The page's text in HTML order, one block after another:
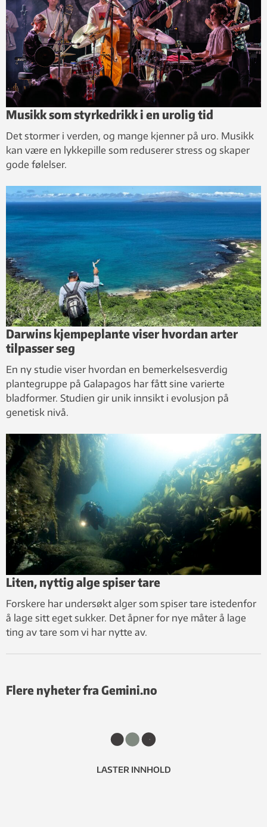
Musikk som styrkedrikk i en urolig tid
Det stormer i verden, og mange kjenner på uro. Musikk
kan være en lykkepille som reduserer stress og skaper
gode følelser.
Darwins kjempeplante viser hvordan arter
tilpasser seg
En ny studie viser hvordan en bemerkelsesverdig
plantegruppe på Galapagos har fått sine varierte
bladformer. Studien gir unik innsikt i evolusjon på
genetisk nivå.
Liten, nyttig alge spiser tare
Forskere har undersøkt alger som spiser tare istedenfor
å lage sitt eget sukker. Det åpner for nye måter å lage
ting av tare som vi har nytte av.
Flere nyheter fra Gemini.no
LASTER INNHOLD